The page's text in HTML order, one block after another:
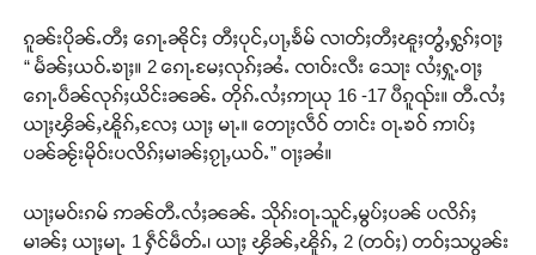
ၵူၼ်းပိုၼ်ႉတီႈ ၵေႃႉၼိုင်ႈ တီႈပုင်ႇပႃႇၶႅမ် လၢတ်ႈတီႈၽူႈတွႆႇႁွၵ်ႈဝႃႈ
“ မႅၼ်ႈယဝ်ႉၶႃႈ။ 2 ၵေႃႉမႄႈလုၵ်ႈၼႆႉ ၸၢဝ်းလီး သေႃး လႆႈႁူႉဝႃႈ
ၵေႃႉပဵၼ်လုၵ်ႈယိင်းၼၼ်ႉ တိုၵ်ႉလႆႈဢႃယု 16 -17 ပီၵူၺ်း။ တီႉလႆႈ
ယႃႈၾိၼ်ႇၽိူၵ်ႇလႄႈ ယႃႈ မႃႉ။ တေႃႈလဵဝ် တၢင်း ဝႃႉၶဝ် ဢၢပ်ႈ
ပၼ်ၼႂ်းမိုဝ်းပလိၵ်ႈမၢၼ်ႈၵႂႃႇယဝ်ႉ” ဝႃႈၼႆ။
ယႃႈမဝ်းၵမ် ဢၼ်တီႉလႆႈၼၼ်ႉ သိုၵ်းဝႃႉသူင်ႇမွပ်ႈပၼ် ပလိၵ်ႈ
မၢၼ်ႈ ယႃႈမႃႉ 1 ႁဵင်မဵတ်ႉ၊ ယႃႈ ၾိၼ်ႇၽိူၵ်ႇ 2 (တဝ်ႈ) တဝ်ႈသပွၼ်း